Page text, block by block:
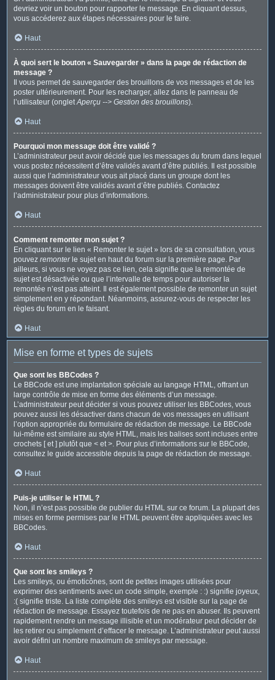
devriez voir un bouton pour rapporter le message. En cliquant dessus,
vous accéderez aux étapes nécessaires pour le faire.
Haut
À quoi sert le bouton « Sauvegarder » dans la page de rédaction de
message ?
Il vous permet de sauvegarder des brouillons de vos messages et de les
poster ultérieurement. Pour les recharger, allez dans le panneau de
l’utilisateur (ongletAperçu --> Gestion des brouillons).
Haut
Pourquoi mon message doit être validé ?
L’administrateur peut avoir décidé que les messages du forum dans lequel
vous postez nécessitent d’être validés avant d’être publiés. Il est possible
aussi que l’administrateur vous ait placé dans un groupe dont les
messages doivent être validés avant d’être publiés. Contactez
l’administrateur pour plus d’informations.
Haut
Comment remonter mon sujet ?
En cliquant sur le lien « Remonter le sujet » lors de sa consultation, vous
pouvez remonterle sujet en haut du forum sur la première page. Par
ailleurs, si vous ne voyez pas ce lien, cela signifie que la remontée de
sujet est désactivée ou que l’intervalle de temps pour autoriser la
remontée n’est pas atteint. Il est également possible de remonter un sujet
simplement en y répondant. Néanmoins, assurez-vous de respecter les
règles du forum en le faisant.
Haut
Mise en forme et types de sujets
Que sont les BBCodes ?
Le BBCode est une implantation spéciale au langage HTML, offrant un
large contrôle de mise en forme des éléments d’un message.
L’administrateur peut décider si vous pouvez utiliser les BBCodes, vous
pouvez aussi les désactiver dans chacun de vos messages en utilisant
l’option appropriée du formulaire de rédaction de message. Le BBCode
lui-même est similaire au style HTML, mais les balises sont incluses entre
crochets [ et ] plutôt que < et >. Pour plus d’informations sur le BBCode,
consultez le guide accessible depuis la page de rédaction de message.
Haut
Puis-je utiliser le HTML ?
Non, il n’est pas possible de publier du HTML sur ce forum. La plupart des
mises en forme permises par le HTML peuvent être appliquées avec les
BBCodes.
Haut
Que sont les smileys ?
Les smileys, ou émoticônes, sont de petites images utilisées pour
exprimer des sentiments avec un code simple, exemple : :) signifie joyeux,
:( signifie triste. La liste complète des smileys est visible sur la page de
rédaction de message. Essayez toutefois de ne pas en abuser. Ils peuvent
rapidement rendre un message illisible et un modérateur peut décider de
les retirer ou simplement d’effacer le message. L’administrateur peut aussi
avoir défini un nombre maximum de smileys par message.
Haut